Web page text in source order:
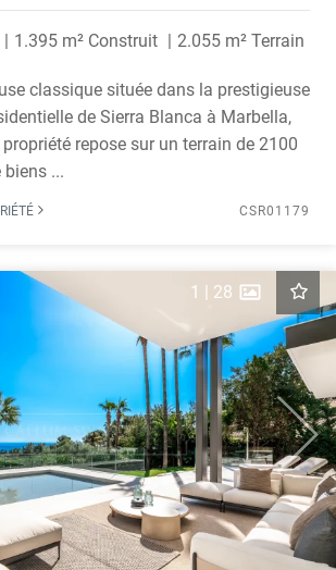
1.395 m² Construit 2.055 m² Terrain
classique située dans la prestigieuse
de Sierra Blanca à Marbella,
repose sur un terrain de 2100
biens ...
CSR01179
Next
1 | 28